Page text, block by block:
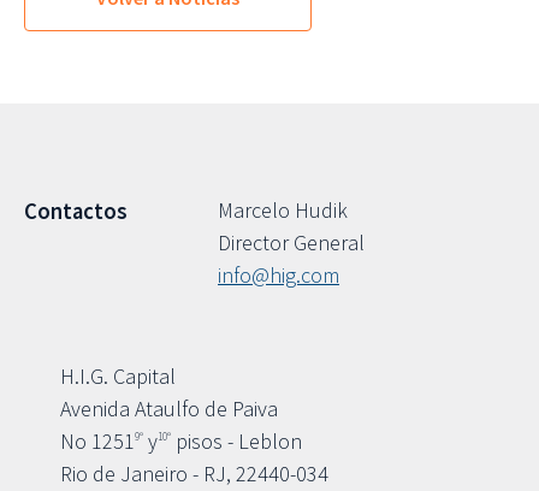
Contactos
Marcelo Hudik
Director General
info@hig.com
H.I.G. Capital
Avenida Ataulfo de Paiva
No 12519º y10º pisos - Leblon
Rio de Janeiro - RJ, 22440-034